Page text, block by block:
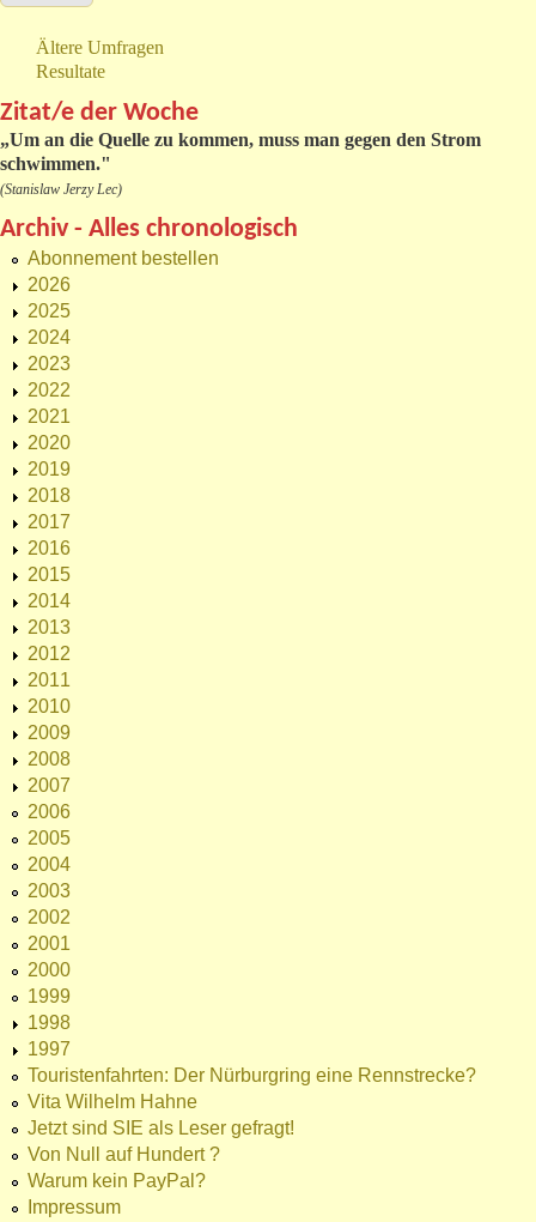
Ältere Umfragen
Resultate
Zitat/e der Woche
„Um an die Quelle zu kommen, muss man gegen den Strom
schwimmen."
(Stanislaw Jerzy Lec)
Archiv - Alles chronologisch
Abonnement bestellen
2026
2025
2024
2023
2022
2021
2020
2019
2018
2017
2016
2015
2014
2013
2012
2011
2010
2009
2008
2007
2006
2005
2004
2003
2002
2001
2000
1999
1998
1997
Touristenfahrten: Der Nürburgring eine Rennstrecke?
Vita Wilhelm Hahne
Jetzt sind SIE als Leser gefragt!
Von Null auf Hundert ?
Warum kein PayPal?
Impressum